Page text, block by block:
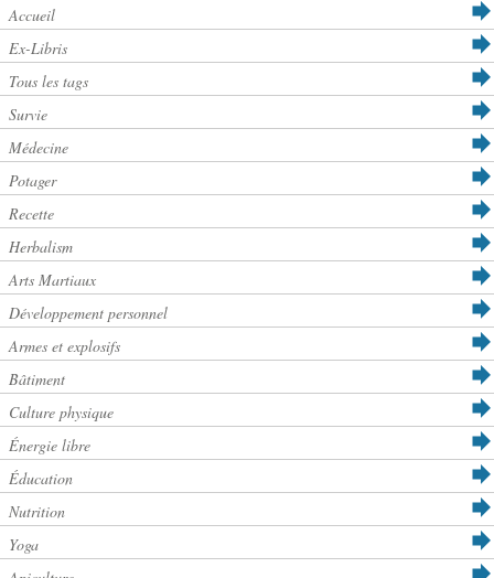
Accueil
Ex-Libris
Tous les tags
Survie
Médecine
Potager
Recette
Herbalism
Arts Martiaux
Développement personnel
Armes et explosifs
Bâtiment
Culture physique
Énergie libre
Éducation
Nutrition
Yoga